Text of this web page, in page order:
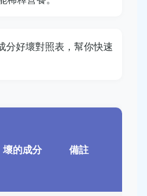
分好壞對照表，幫你快速
壞的成分 備註